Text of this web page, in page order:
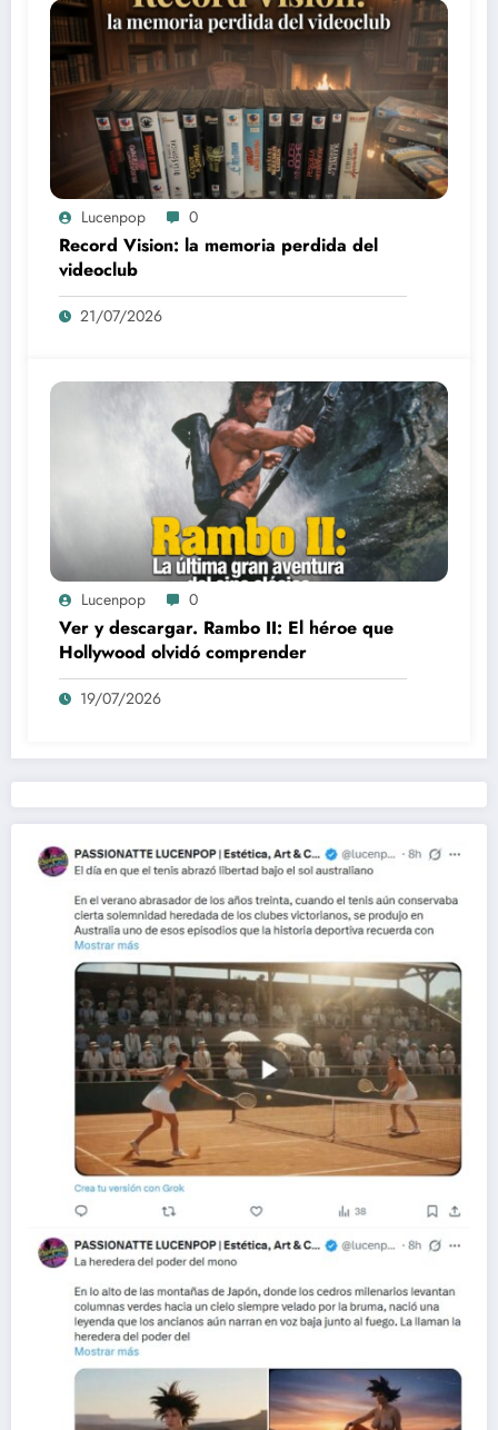
Lucenpop 0
Record Vision: la memoria perdida del
videoclub
21/07/2026
Lucenpop 0
Ver y descargar. Rambo II: El héroe que
Hollywood olvidó comprender
19/07/2026